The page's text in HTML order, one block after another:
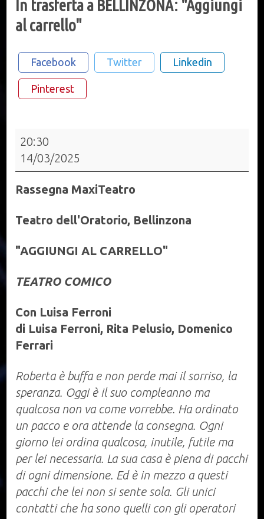
In trasferta a BELLINZONA: "Aggiungi
al carrello"
Facebook Twitter Linkedin
Pinterest
In
trasferta
a
BELLINZONA:
al
20:30
14/03/2025
Rassegna MaxiTeatro
Teatro dell'Oratorio, Bellinzona
"AGGIUNGI AL CARRELLO"
TEATRO COMICO
Con Luisa Ferroni
di Luisa Ferroni, Rita Pelusio, Domenico
Ferrari
Roberta è buffa e non perde mai il sorriso, la
speranza. Oggi è il suo compleanno ma
qualcosa non va come vorrebbe. Ha ordinato
un pacco e ora attende la consegna. Ogni
giorno lei ordina qualcosa, inutile, futile ma
per lei necessaria. La sua casa è piena di pacchi
di ogni dimensione. Ed è in mezzo a questi
pacchi che lei non si sente sola. Gli unici
contatti che ha sono quelli con gli operatori